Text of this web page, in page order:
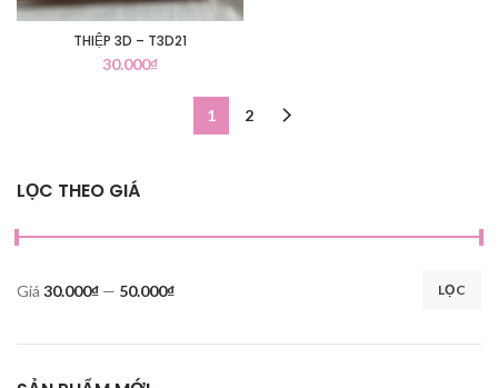
THIỆP 3D – T3D21
30.000₫
1 2
LỌC THEO GIÁ
LỌC
Giá 30.000₫ — 50.000₫